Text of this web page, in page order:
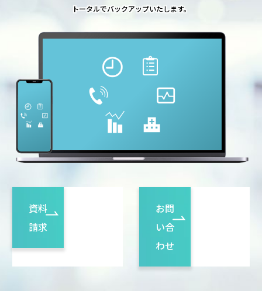
トータルでバックアップいたします。
資料
請求
お問
い合
わせ